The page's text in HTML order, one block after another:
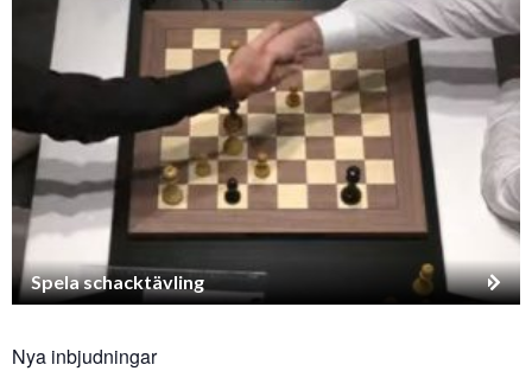
Spela schacktävling
Nya inbjudningar